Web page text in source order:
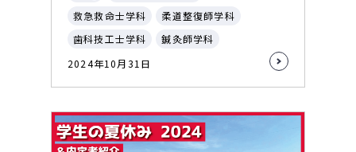
救急救命士学科
柔道整復師学科
歯科技工士学科
鍼灸師学科
2024年10月31日